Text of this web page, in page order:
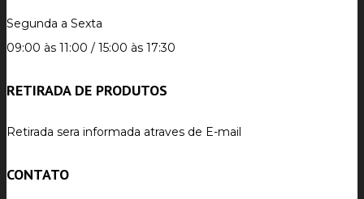
Segunda a Sexta
09:00 às 11:00 / 15:00 às 17:30
RETIRADA DE PRODUTOS
Retirada sera informada atraves de E-mail
CONTATO